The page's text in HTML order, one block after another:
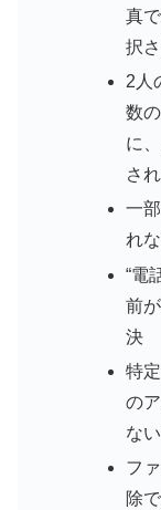
真
択
2人
数
に
さ
一
れ
“電
前
決
特
の
な
フ
除